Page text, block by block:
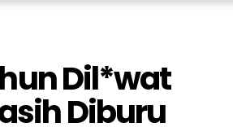
Dil*wat
Diburu